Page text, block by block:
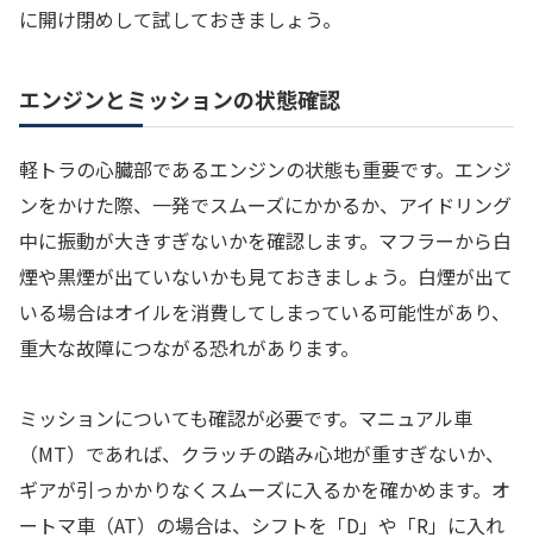
に開け閉めして試しておきましょう。
エンジンとミッションの状態確認
軽トラの心臓部であるエンジンの状態も重要です。エンジ
ンをかけた際、一発でスムーズにかかるか、アイドリング
中に振動が大きすぎないかを確認します。マフラーから白
煙や黒煙が出ていないかも見ておきましょう。白煙が出て
いる場合はオイルを消費してしまっている可能性があり、
重大な故障につながる恐れがあります。
ミッションについても確認が必要です。マニュアル車
（MT）であれば、クラッチの踏み心地が重すぎないか、
ギアが引っかかりなくスムーズに入るかを確かめます。オ
ートマ車（AT）の場合は、シフトを「D」や「R」に入れ